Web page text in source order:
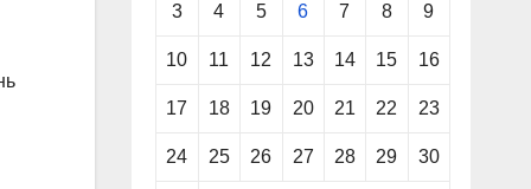
3 4 5 6 7 8 9
10 11 12 13 14 15 16
17 18 19 20 21 22 23
24 25 26 27 28 29 30